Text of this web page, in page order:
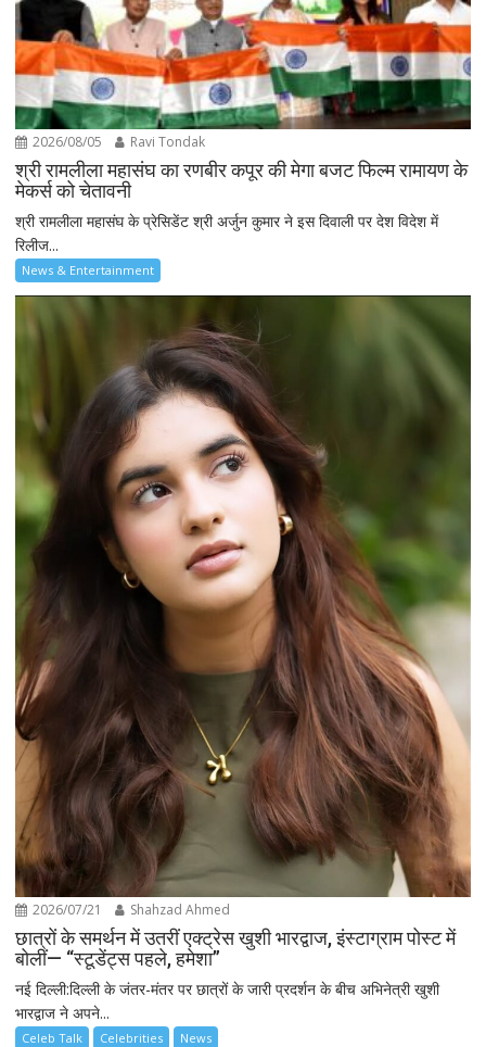
2026/08/05 Ravi Tondak
श्री रामलीला महासंघ का रणबीर कपूर की मेगा बजट फिल्म रामायण के
मेकर्स को चेतावनी
श्री रामलीला महासंघ के प्रेसिडेंट श्री अर्जुन कुमार ने इस दिवाली पर देश विदेश में
रिलीज...
News & Entertainment
2026/07/21 Shahzad Ahmed
छात्रों के समर्थन में उतरीं एक्ट्रेस खुशी भारद्वाज, इंस्टाग्राम पोस्ट में
बोलीं— “स्टूडेंट्स पहले, हमेशा”
नई दिल्ली:दिल्ली के जंतर-मंतर पर छात्रों के जारी प्रदर्शन के बीच अभिनेत्री खुशी
भारद्वाज ने अपने...
Celeb Talk Celebrities News